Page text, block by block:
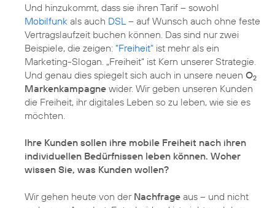
Und hinzukommt, dass sie ihren Tarif – sowohl
Mobilfunk als auch DSL – auf Wunsch auch ohne feste
Vertragslaufzeit buchen können. Das sind nur zwei
Beispiele, die zeigen: "Freiheit" ist mehr als ein
Marketing-Slogan. „Freiheit“ ist Kern unserer Strategie.
Und genau dies spiegelt sich auch in unsere neuen O2
Markenkampagne wider. Wir geben unseren Kunden
die Freiheit, ihr digitales Leben so zu leben, wie sie es
möchten.
Ihre Kunden sollen ihre mobile Freiheit nach ihren
individuellen Bedürfnissen leben können. Woher
wissen Sie, was Kunden wollen?
Wir gehen heute von der Nachfrage aus – und nicht